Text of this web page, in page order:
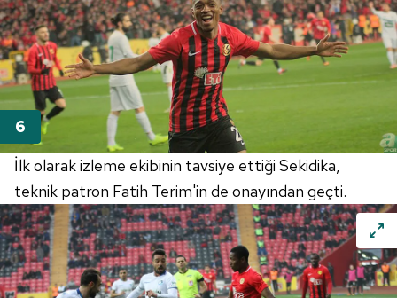
İlk olarak izleme ekibinin tavsiye ettiği Sekidika,
teknik patron Fatih Terim'in de onayından geçti.